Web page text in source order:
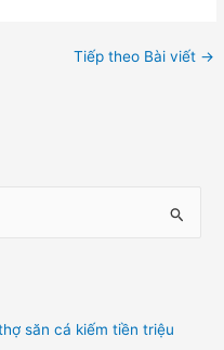
Tiếp theo Bài viết →
săn cá kiếm tiền triệu